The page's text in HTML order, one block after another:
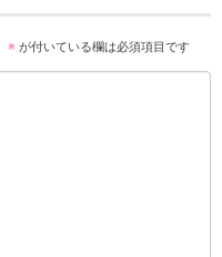
※ が付いている欄は必須項目です